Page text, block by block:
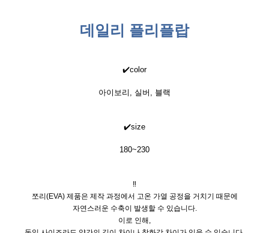
데일리 플리플랍
✔️color
아이보리, 실버, 블랙
✔️size
180~230
‼️
쪼리(EVA) 제품은 제작 과정에서 고온 가열 공정을 거치기 때문에
자연스러운 수축이 발생할 수 있습니다.
이로 인해,